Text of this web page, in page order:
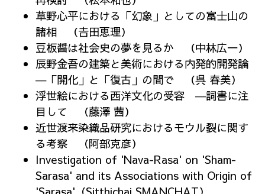
草野心平における「幻象」としての富士山の
諸相 （𠮷田恵理）
豆板醤は社会史の夢を見るか （中林広一）
辰野金吾の建築と美術における内発的開発論
―「開化」と「復古」の間で （呉 春美）
浮世絵における西洋文化の受容 ―詞書に注
目して （藤澤 茜）
近世渡来染織品研究におけるモウル裂に関す
る考察 （阿部克彦）
Investigation of 'Nava-Rasa' on 'Sham-
Sarasa' and its Associations with Origin of